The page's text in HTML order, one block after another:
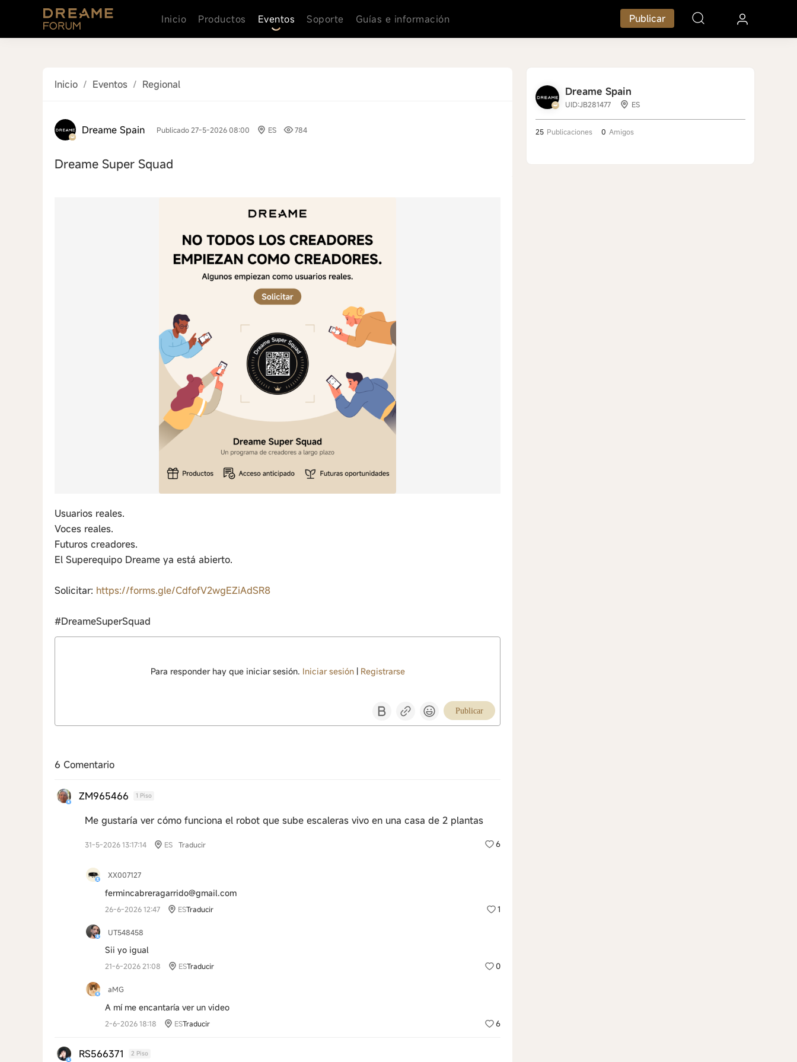
Inicio Productos Eventos Soporte Guías e información Publicar
Inicio / Eventos / Regional
Dreame Spain Publicado 27-5-2026 08:00 ES 784
Dreame Super Squad
Usuarios reales.
Voces reales.
Futuros creadores.
El Superequipo Dreame ya está abierto.
Solicitar: https://forms.gle/CdfofV2wgEZiAdSR8
#DreameSuperSquad
Para responder hay que iniciar sesión. Iniciar sesión| Registrarse
Publicar
6 Comentario
ZM965466 1 Piso
Me gustaría ver cómo funciona el robot que sube escaleras vivo en una casa de 2 plantas
6
31-5-2026 13:17:14 ES Traducir
XX007127
fermincabreragarrido@gmail.com
26-6-2026 12:47 ESTraducir 1
UT548458
Sii yo igual
21-6-2026 21:08 ESTraducir 0
aMG
A mí me encantaría ver un video
2-6-2026 18:18 ESTraducir 6
RS566371 2 Piso
Dreame Spain
UID:JB281477 ES
25 Publicaciones 0 Amigos